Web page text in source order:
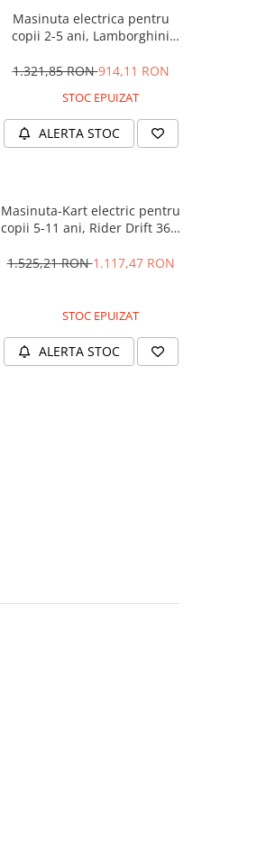
Masinuta electrica pentru
copii 2-5 ani, Lamborghini
12V, galbena
1.321,85 RON914,11 RON
STOC EPUIZAT
ALERTA STOC
Masinuta-Kart electric pentru
copii 5-11 ani, Rider Drift 360,
1.525,21 RON1.117,47 RON
STOC EPUIZAT
ALERTA STOC